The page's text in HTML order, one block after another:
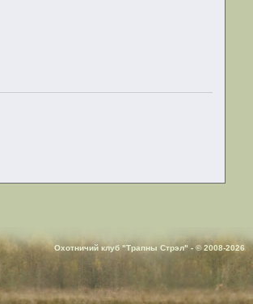
Охотничий клуб "Трапны Стрэл" - © 2008-2026